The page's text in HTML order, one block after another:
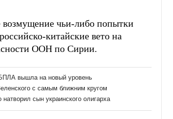
чьи-либо попытки
китайские вето на
ООН по Сирии.